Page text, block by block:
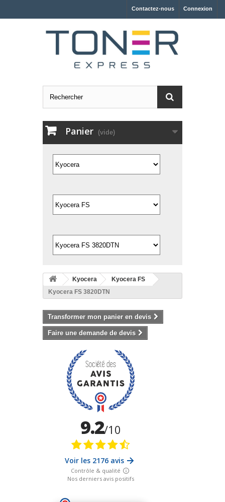
Connexion
Contactez-nous
Panier (vide)
Kyocera
Kyocera FS
Kyocera FS 3820DTN
Transformer mon panier en devis
Faire une demande de devis